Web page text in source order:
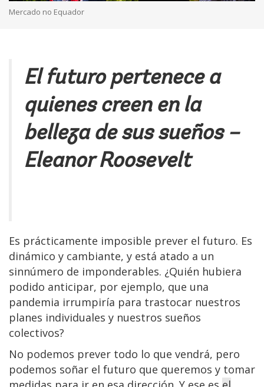
Mercado no Equador
El futuro pertenece a
quienes creen en la
belleza de sus sueños –
Eleanor Roosevelt
Es prácticamente imposible prever el futuro. Es
dinámico y cambiante, y está atado a un
sinnúmero de imponderables. ¿Quién hubiera
podido anticipar, por ejemplo, que una
pandemia irrumpiría para trastocar nuestros
planes individuales y nuestros sueños
colectivos?
No podemos prever todo lo que vendrá, pero
podemos soñar el futuro que queremos y tomar